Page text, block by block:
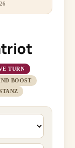
TURN
BOOST